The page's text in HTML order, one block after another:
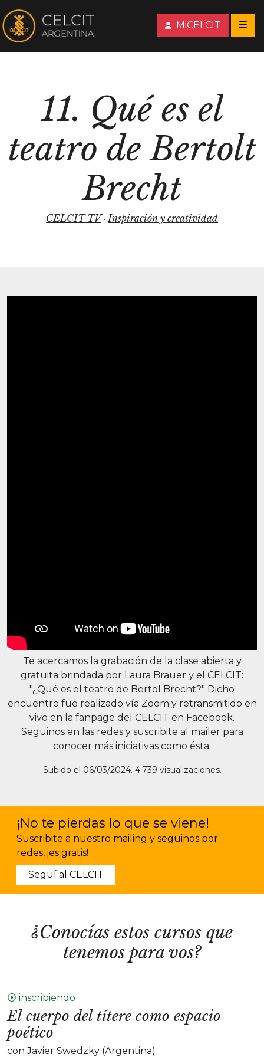
MiCELCIT
11. Qué es el
teatro de Bertolt
Brecht
CELCIT TV·Inspiración y creatividad
Te acercamos la grabación de la clase abierta y
gratuita brindada por Laura Brauer y el CELCIT:
"¿Qué es el teatro de Bertol Brecht?" Dicho
encuentro fue realizado vía Zoom y retransmitido en
vivo en la fanpage del CELCIT en Facebook.
Seguinos en las redesy suscribite al mailerpara
conocer más iniciativas como ésta.
Subido el 06/03/2024. 4.739 visualizaciones.
¡No te pierdas lo que se viene!
Suscribite a nuestro mailing y seguinos por
redes, ¡es gratis!
Seguí al CELCIT
¿Conocías estos cursos que
tenemos para vos?
⦿ inscribiendo
El cuerpo del títere como espacio
poético
conJavier Swedzky (Argentina)